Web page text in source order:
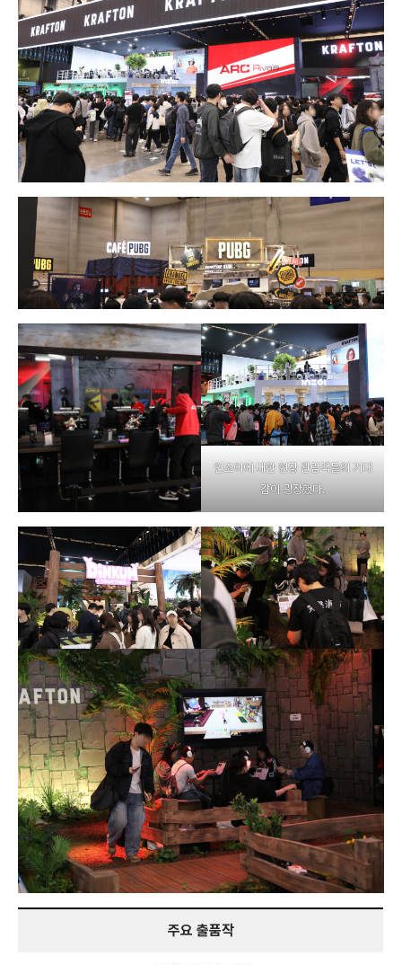
인조이에 대한 현장 관람객들의 기대
감이 굉장했다.
주요 출품작